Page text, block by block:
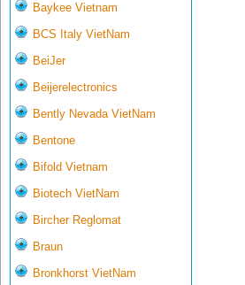
Baykee Vietnam
BCS Italy VietNam
BeiJer
Beijerelectronics
Bently Nevada VietNam
Bentone
Bifold Vietnam
Biotech VietNam
Bircher Reglomat
Braun
Bronkhorst VietNam